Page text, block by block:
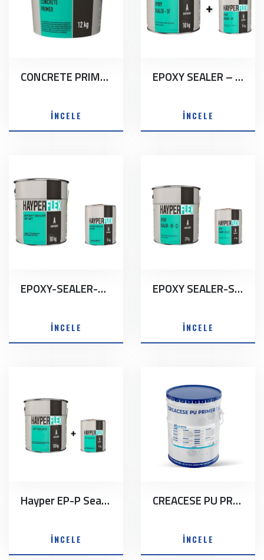
CONCRETE PRIMER
İNCELE
EPOXY SEALER – SF
İNCELE
EPOXY-SEALER-SF MT
İNCELE
EPOXY SEALER-SF-D
İNCELE
Hayper EP-P Sealer SF
İNCELE
CREACESE PU PRİMER 1 K
İNCELE